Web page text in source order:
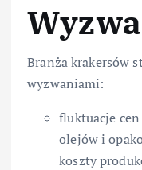
Branża krakersów
wyzwaniami:
fluktuacje
olejów i
koszty